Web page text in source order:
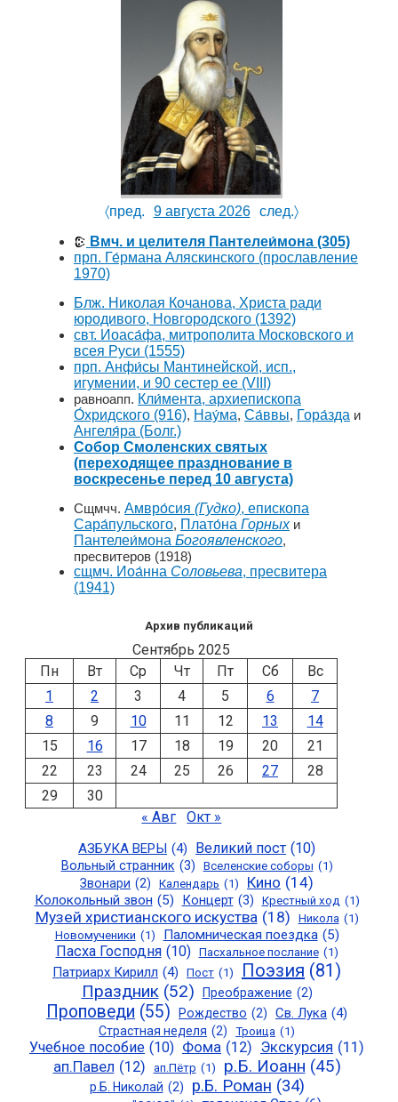
〈пред. 9 августа 2026
след.〉
Вмч. и целителя Пантелеи́мона (305)
прп. Ге́рмана Аляскинского (прославление
1970)
Блж. Николая Кочанова, Христа ради
юродивого, Новгородского (1392)
свт. Иоаса́фа, митрополита Московского и
всея Руси (1555)
прп. Анфи́сы Мантинейской, исп.,
игумении, и 90 сестер ее (VIII)
равноапп. Кли́мента, архиепископа
О́хридского (916), Нау́ма, Са́ввы, Гора́зда и
Ангеля́ра (Болг.)
Собор Смоленских святых
(переходящее празднование в
воскресенье перед 10 августа)
Сщмчч. Амвро́сия (Гудко), епископа
Сара́пульского, Плато́на Горныхи
Пантелеи́мона Богоявленского,
пресвитеров (1918)
сщмч. Иоа́нна Соловьева, пресвитера
(1941)
Архив публикаций
Сентябрь 2025
Пн
Вт Ср Чт Пт Сб
Вс
1
2 3 4 5 6
7
8
9 10 11 12 13
14
15
16 17 18 19 20
21
22
23 24 25 26 27
28
29
30
« Авг
Окт »
АЗБУКА ВЕРЫ (4) Великий пост (10)
Вольный странник (3) Вселенские соборы (1)
Звонари (2) Календарь (1) Кино (14)
Колокольный звон (5) Концерт (3) Крестный ход (1)
Музей христианского искуства (18) Никола (1)
Новомученики (1) Паломническая поездка (5)
Пасха Господня (10) Пасхальное послание (1)
Патриарх Кирилл (4) Пост (1) Поэзия (81)
Праздник (52) Преображение (2)
Проповеди (55) Рождество (2) Св. Лука (4)
Страстная неделя (2) Троица (1)
Учебное пособие (10) Фома (12) Экскурсия (11)
ап.Павел (12) ап.Пётр (1) р.Б. Иоанн (45)
р.Б. Николай (2) р.Б. Роман (34)